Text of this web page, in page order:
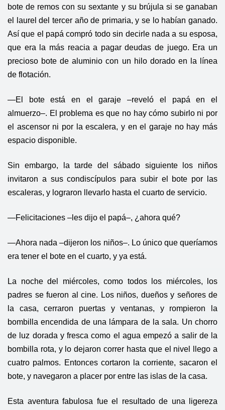
bote de remos con su sextante y su brújula si se ganaban
el laurel del tercer año de primaria, y se lo habían ganado.
Así que el papá compró todo sin decirle nada a su esposa,
que era la más reacia a pagar deudas de juego. Era un
precioso bote de aluminio con un hilo dorado en la línea
de flotación.
—El bote está en el garaje –reveló el papá en el
almuerzo–. El problema es que no hay cómo subirlo ni por
el ascensor ni por la escalera, y en el garaje no hay más
espacio disponible.
Sin embargo, la tarde del sábado siguiente los niños
invitaron a sus condiscípulos para subir el bote por las
escaleras, y lograron llevarlo hasta el cuarto de servicio.
—Felicitaciones –les dijo el papá–, ¿ahora qué?
—Ahora nada –dijeron los niños–. Lo único que queríamos
era tener el bote en el cuarto, y ya está.
La noche del miércoles, como todos los miércoles, los
padres se fueron al cine. Los niños, dueños y señores de
la casa, cerraron puertas y ventanas, y rompieron la
bombilla encendida de una lámpara de la sala. Un chorro
de luz dorada y fresca como el agua empezó a salir de la
bombilla rota, y lo dejaron correr hasta que el nivel llego a
cuatro palmos. Entonces cortaron la corriente, sacaron el
bote, y navegaron a placer por entre las islas de la casa.
Esta aventura fabulosa fue el resultado de una ligereza